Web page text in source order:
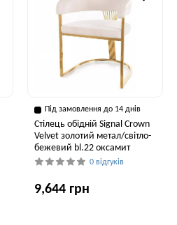
Під замовлення до 14 днів
Стілець обідній Signal Crown
Velvet золотий метал/світло-
бежевий bl.22 оксамит
0 відгуків
9,644 грн